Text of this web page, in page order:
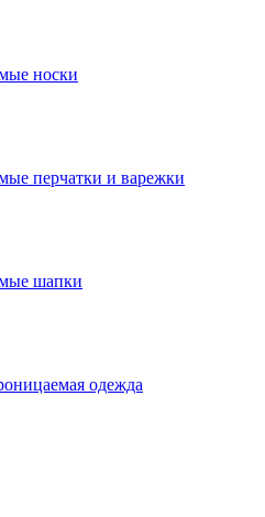
носки
перчатки и варежки
шапки
одежда